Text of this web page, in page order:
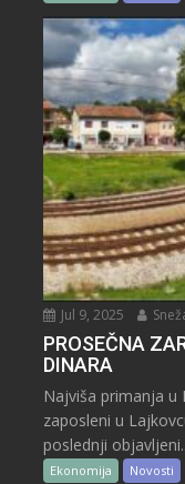
Jul 9, 2025
PROSEČNA
DINARA
Najviša primanja u
zaposleni u
poslednji
Ekonomija Novosti